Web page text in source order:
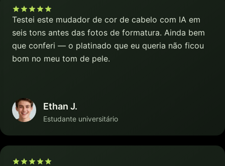
Testei este mudador de cor de cabelo com IA em
seis tons antes das fotos de formatura. Ainda bem
que conferi — o platinado que eu queria não ficou
bom no meu tom de pele.
Ethan J.
Estudante universitário